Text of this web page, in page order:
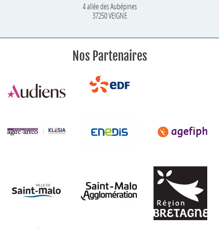
4 allée des Aubépines
37250 VEIGNE
Nos Partenaires